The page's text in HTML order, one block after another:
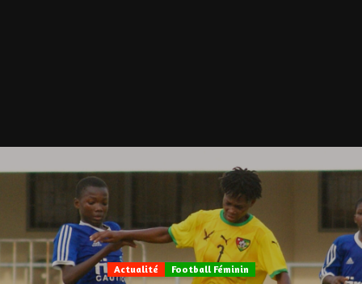
Actualité Football Féminin